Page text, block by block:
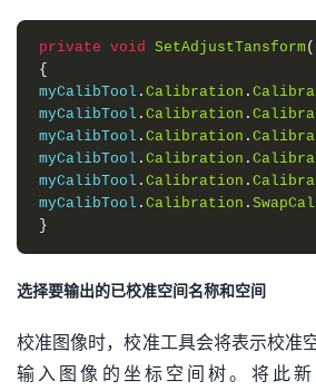
private void SetAdjustTansform
{
myCalibTool . Calibration .
myCalibTool . Calibration .
myCalibTool . Calibration .
myCalibTool . Calibration .
myCalibTool . Calibration .
myCalibTool . Calibration .
}
选择要输出的已校准空间名称和空间
校准图像时，校准工具会将表示校准
输入图像的坐标空间树。将此